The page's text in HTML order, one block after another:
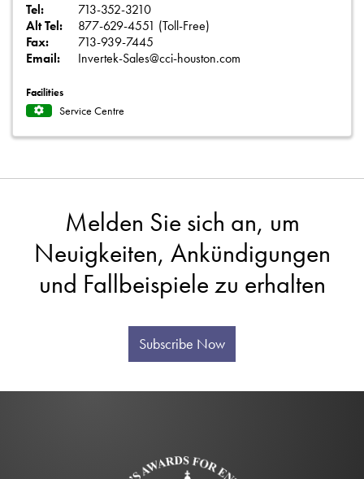
Tel:
713-352-3210
Alt Tel:
877-629-4551 (Toll-Free)
Fax:
713-939-7445
Email:
Invertek-Sales@cci-houston.com
Facilities
Service Centre
Melden Sie sich an, um
Neuigkeiten, Ankündigungen
und Fallbeispiele zu erhalten
Subscribe Now